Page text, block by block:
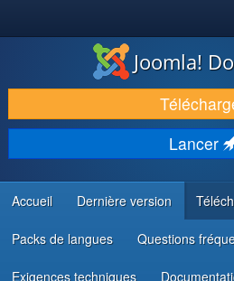
TÉLÉCHARGER & ÉTENDRE
DÉCOUVRIR & APPRENDRE
COMMUNAUTÉ & SUPPORT
RESSOURCES DÉVELOPPEURS
Joomla!
Lancer
Accueil Dernière version
Packs de langues Questions
Exigences techniques